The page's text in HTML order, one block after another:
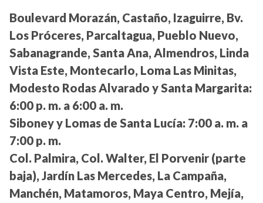
Boulevard Morazán, Castaño, Izaguirre, Bv.
Los Próceres, Parcaltagua, Pueblo Nuevo,
Sabanagrande, Santa Ana, Almendros, Linda
Vista Este, Montecarlo, Loma Las Minitas,
Modesto Rodas Alvarado y Santa Margarita:
6:00 p. m. a 6:00 a. m.
Siboney y Lomas de Santa Lucía: 7:00 a. m. a
7:00 p. m.
Col. Palmira, Col. Walter, El Porvenir (parte
baja), Jardín Las Mercedes, La Campaña,
Manchén, Matamoros, Maya Centro, Mejía,